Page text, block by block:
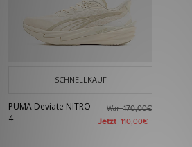
SCHNELLKAUF
PUMA Deviate NITRO
4
War170,00€
Jetzt 110,00€